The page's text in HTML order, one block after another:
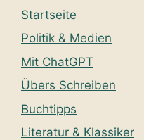
Startseite
Politik & Medien
Mit ChatGPT
Übers Schreiben
Buchtipps
Literatur & Klassiker